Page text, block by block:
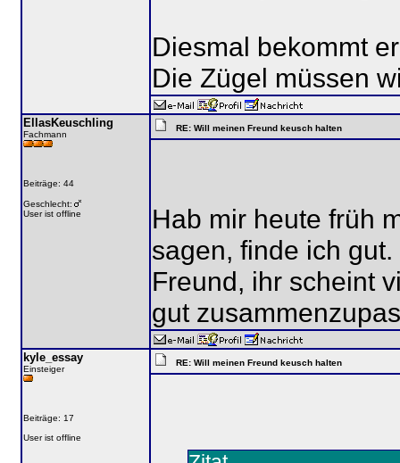
Diesmal bekommt
Die Zügel müssen
EllasKeuschling
Fachmann
Beiträge: 44
Geschlecht:
User ist offline
RE: Will meinen Freund keusch halten
Hab mir heute früh
sagen, finde ich
Freund, ihr scheint
gut
kyle_essay
Einsteiger
Beiträge: 17
User ist offline
RE: Will meinen Freund keusch halten